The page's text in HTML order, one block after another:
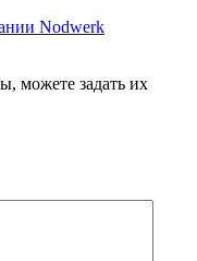
можете задать их